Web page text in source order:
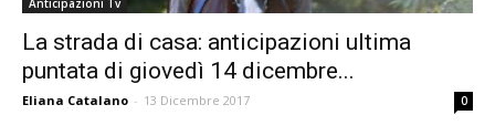
Anticipazioni Tv
La strada di casa: anticipazioni ultima
puntata di giovedì 14 dicembre...
Eliana Catalano - 13 Dicembre 2017 0